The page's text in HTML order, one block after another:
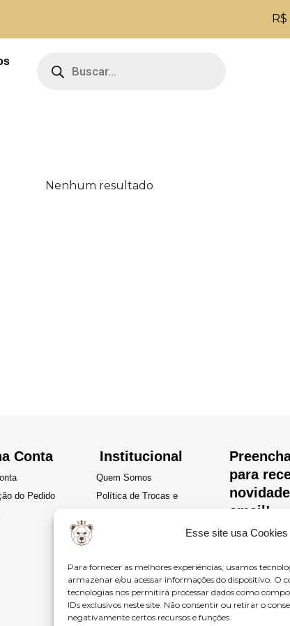
Esse site usa Cookies
Para fornecer as melhores experiências, usamos
armazenar e/ou acessar informações do dispositivo. O
tecnologias nos permitirá processar dados como
IDs exclusivos neste site. Não consentir ou retirar o
negativamente certos recursos e funções.
Parcele em até 4 vezes
R$
Nenhum resultado
Conta
do Pedido
Institucional
Quem Somos
Política de Trocas e
Política de Privacidade
para
email!